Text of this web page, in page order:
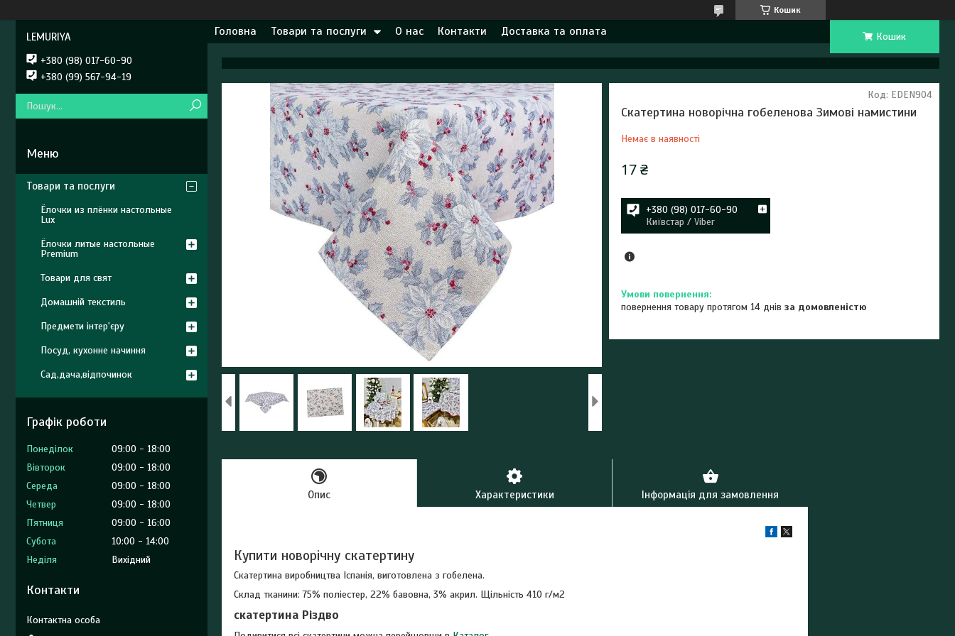
Кошик
Головна Товари та послуги О нас Контакти Доставка та оплата Кошик
Скатертина новорічна гобеленова Зимові намистини
Немає в наявності
Код: EDEN904
17 ₴
+380 (98) 017-60-90
Київстар / Viber
повернення товару протягом 14 днівза домовленістю
Опис Характеристики Інформація для замовлення
Купити новорічну скатертину
Скатертина виробництва Іспанія, виготовлена з гобелена.
Склад тканини: 75% поліестер, 22% бавовна, 3% акрил. Щільність 410 г/м2
скатертина Різдво
LEMURIYA
+380 (98) 017-60-90
+380 (99) 567-94-19
Товари та послуги
Ёлочки из плёнки настольные
Lux
Ёлочки литые настольные
Premium
Товари для свят
Домашній текстиль
Предмети інтер'єру
Посуд, кухонне начиння
Сад,дача,відпочинок
Графік роботи
Понеділок 09:00
18:00
Вівторок
09:00
18:00
Середа
09:00
18:00
Четвер
09:00
18:00
Пʼятниця
09:00
16:00
Субота
10:00
14:00
Неділя
Вихідний
Контакти